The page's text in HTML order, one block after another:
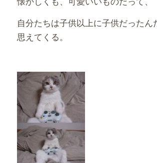
自分たちは子供以上に子供だったん
思えてくる。